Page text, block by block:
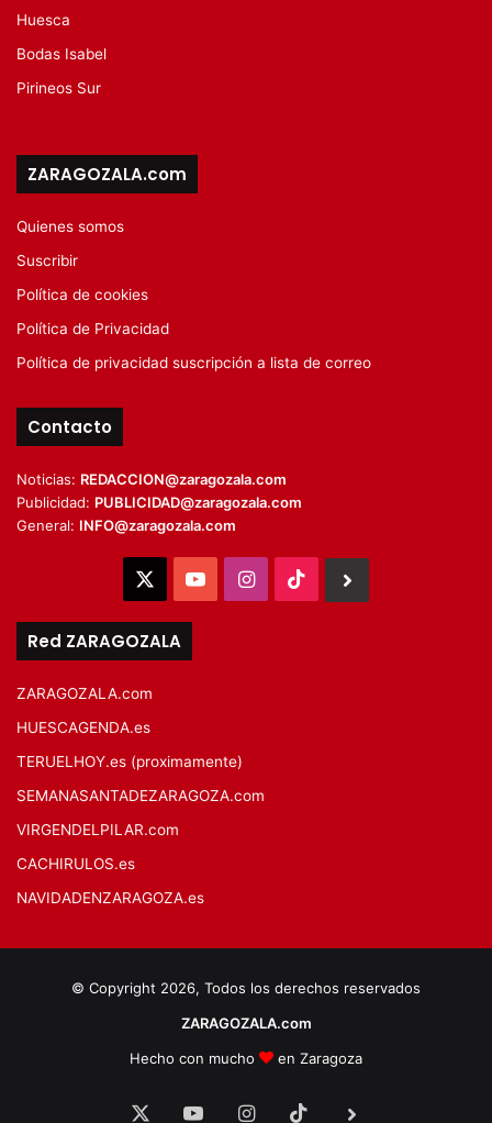
Huesca
Bodas Isabel
Pirineos Sur
ZARAGOZALA.com
Quienes somos
Suscribir
Política de cookies
Política de Privacidad
Política de privacidad suscripción a lista de correo
Contacto
Noticias: REDACCION@zaragozala.com
Publicidad: PUBLICIDAD@zaragozala.com
General: INFO@zaragozala.com
YouTubeInstagram
TikTok
Red ZARAGOZALA
ZARAGOZALA.com
HUESCAGENDA.es
TERUELHOY.es (proximamente)
SEMANASANTADEZARAGOZA.com
VIRGENDELPILAR.com
CACHIRULOS.es
NAVIDADENZARAGOZA.es
© Copyright 2026, Todos los derechos reservados
ZARAGOZALA.com
Hecho con mucho
en Zaragoza
YouTubeInstagram
TikTok